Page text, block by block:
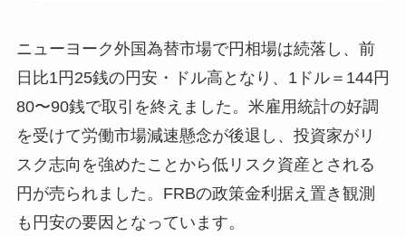
ニューヨーク外国為替市場で円相場は続落し、前
日比1円25銭の円安・ドル高となり、1ドル＝144円
80〜90銭で取引を終えました。米雇用統計の好調
を受けて労働市場減速懸念が後退し、投資家がリ
スク志向を強めたことから低リスク資産とされる
円が売られました。FRBの政策金利据え置き観測
も円安の要因となっています。